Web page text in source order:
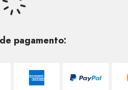
pagamento: